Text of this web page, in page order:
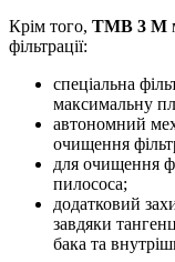
Крім того, TMB 3 M
фільтрації:
спеціальна
максимальну
автономний
очищення
для очищення
пилососа;
додатковий
завдяки
бака та